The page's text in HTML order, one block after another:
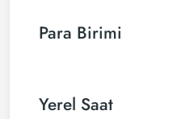
Para Birimi
Yerel Saat